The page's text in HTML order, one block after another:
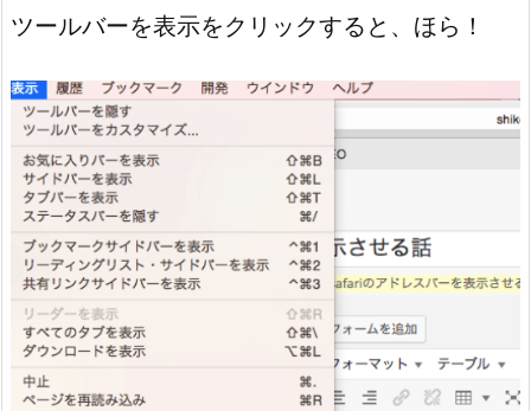
ツールバーを表示をクリックすると、ほら！